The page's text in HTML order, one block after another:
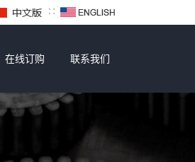
∷
在线订购 联系我们